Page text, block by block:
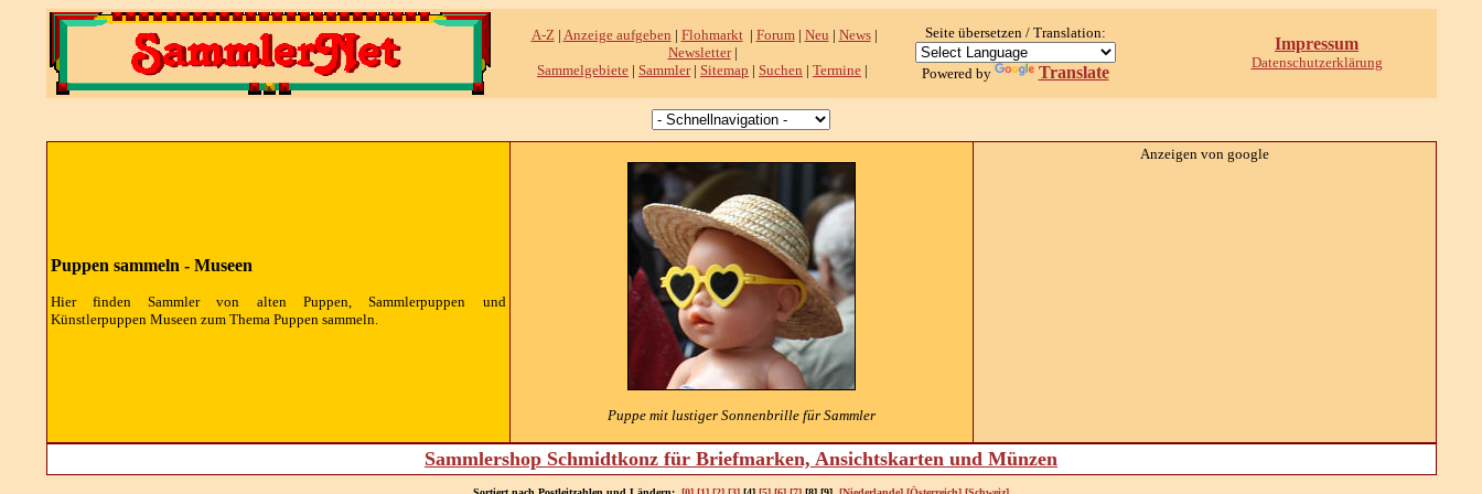
A-Z| Anzeige aufgeben | Flohmarkt| Forum| Neu | News|
Newsletter|
Sammelgebiete | Sammler| Sitemap | Suchen | Termine |
Seite übersetzen / Translation:
Powered by Translate
Impressum
Datenschutzerklärung
Puppen sammeln - Museen
Hier finden Sammler von alten Puppen, Sammlerpuppen und
Künstlerpuppen Museen zum Thema Puppen sammeln.
Puppe mit lustiger Sonnenbrille für Sammler
Anzeigen von google
Sammlershop Schmidtkonz für Briefmarken, Ansichtskarten und Münzen